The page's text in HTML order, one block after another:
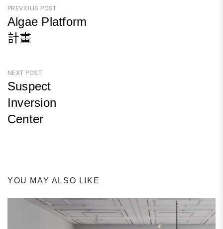
文
章
導
覽
PREVIOUS POST
Algae Platform
計畫
NEXT POST
Suspect
Inversion
Center
YOU MAY ALSO LIKE